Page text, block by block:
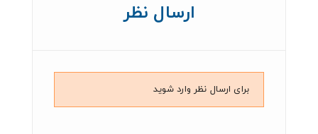
ارسال نظر
برای ارسال نظر وارد شوید